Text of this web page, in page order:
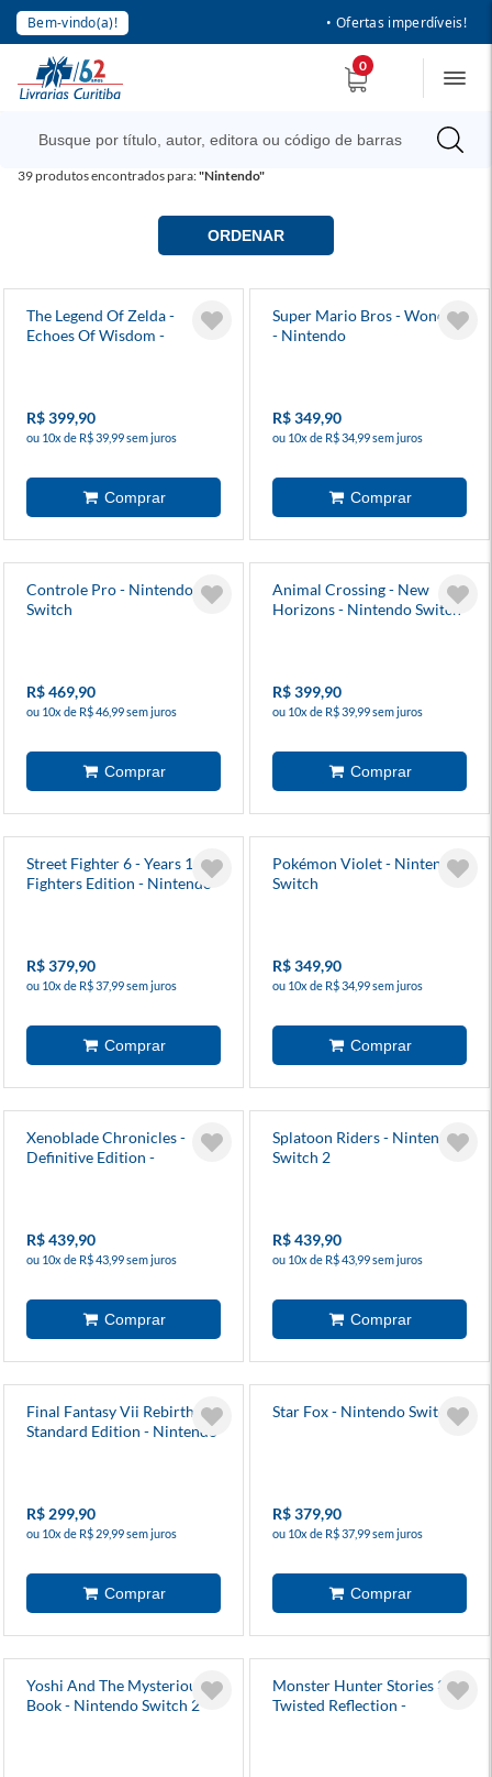
Bem-vindo(a)! • Ofertas imperdíveis!
0
39produtos encontrados para:"Nintendo"
ORDENAR
The Legend Of Zelda -
Echoes Of Wisdom -
R$ 399,90
ou 10x de R$ 39,99 sem juros
Super Mario Bros - Wonder
- Nintendo
R$ 349,90
ou 10x de R$ 34,99 sem juros
Controle Pro - Nintendo
Switch
R$ 469,90
ou 10x de R$ 46,99 sem juros
Animal Crossing - New
Horizons - Nintendo Switch
R$ 399,90
ou 10x de R$ 39,99 sem juros
Street Fighter 6 - Years 1-2
Fighters Edition - Nintendo
R$ 379,90
ou 10x de R$ 37,99 sem juros
Pokémon Violet - Nintendo
Switch
R$ 349,90
ou 10x de R$ 34,99 sem juros
Xenoblade Chronicles -
Definitive Edition -
R$ 439,90
ou 10x de R$ 43,99 sem juros
Splatoon Riders - Nintendo
Switch 2
R$ 439,90
ou 10x de R$ 43,99 sem juros
Final Fantasy Vii Rebirth -
Standard Edition - Nintendo
R$ 299,90
ou 10x de R$ 29,99 sem juros
Star Fox - Nintendo Switch 2
R$ 379,90
ou 10x de R$ 37,99 sem juros
Yoshi And The Mysterious
Book - Nintendo Switch 2
Monster Hunter Stories 3
Twisted Reflection -